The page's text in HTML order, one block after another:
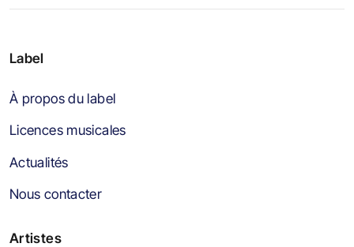
Label
À propos du label
Licences musicales
Actualités
Nous contacter
Artistes